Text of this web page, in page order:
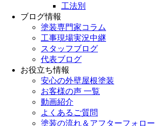
工法別
ブログ情報
塗装専門家コラム
工事現場実況中継
スタッフブログ
代表ブログ
お役立ち情報
安心の外壁屋根塗装
お客様の声 一覧
動画紹介
よくあるご質問
塗装の流れ＆アフターフォロー